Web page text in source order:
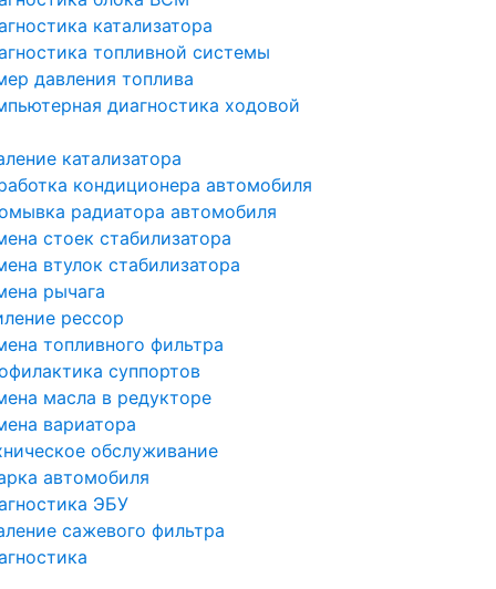
катализатора
топливной системы
давления топлива
диагностика ходовой
катализатора
кондиционера автомобиля
радиатора автомобиля
стоек стабилизатора
втулок стабилизатора
рычага
рессор
топливного фильтра
суппортов
масла в редукторе
вариатора
обслуживание
автомобиля
ЭБУ
сажевого фильтра